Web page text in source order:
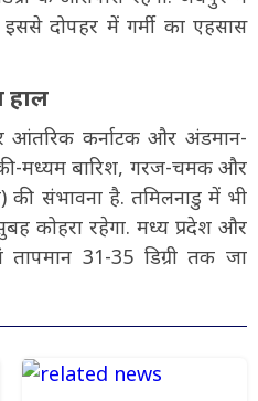
दोपहर में गर्मी का एहसास
हाल
आंतरिक कर्नाटक और अंडमान-
मध्यम बारिश, गरज-चमक और
संभावना है. तमिलनाडु में भी
कोहरा रहेगा. मध्य प्रदेश और
तापमान 31-35 डिग्री तक जा